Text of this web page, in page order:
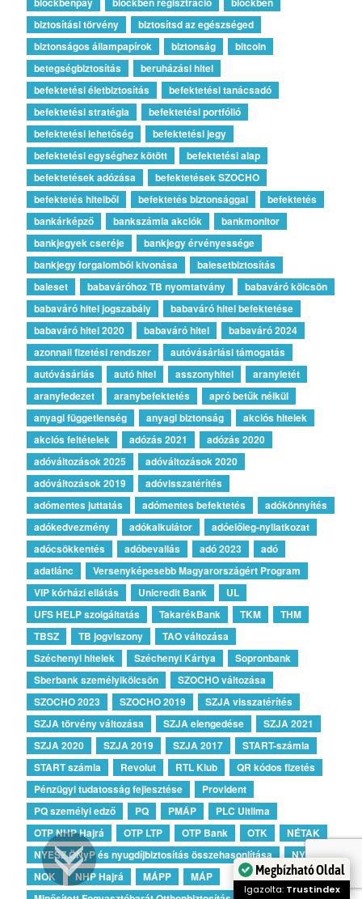
biztosítási törvény
biztosítsd az egészséged
biztonságos állampapírok
biztonság
bitcoin
betegségbiztosítás
beruházási hitel
befektetési életbiztosítás
befektetési tanácsadó
befektetési stratégia
befektetési portfólió
befektetési lehetőség
befektetési jegy
befektetési egységhez kötött
befektetési alap
befektetések adózása
befektetések SZOCHO
befektetés hitelből
befektetés biztonsággal
befektetés
bankárképző
bankszámla akciók
bankmonitor
bankjegyek cseréje
bankjegy érvényessége
bankjegy forgalomból kivonása
balesetbiztosítás
baleset
babaváróhoz TB nyomtatvány
babaváró kölcsön
babaváró hitel jogszabály
babaváró hitel befektetése
babaváró hitel 2020
babaváró hitel
babaváró 2024
azonnali fizetési rendszer
autóvásárlási támogatás
autóvásárlás
autó hitel asszonyhitel
aranyletét
aranyfedezet
aranybefektetés
apró betűk nélkül
anyagi függetlenség
anyagi biztonság
akciós hitelek
akciós feltételek
adózás 2021
adózás 2020
adóváltozások 2025
adóváltozások 2020
adóváltozások 2019
adóvisszatérítés
adómentes juttatás
adómentes befektetés
adókönnyítés
adókedvezmény
adókalkulátor
adóelőleg-nyilatkozat
adócsökkentés
adóbevallás adó 2023
adó
adatlánc
Versenyképesebb Magyarországért Program
VIP kórházi ellátás
Unicredit Bank
UL
UFS HELP szolgáltatás
TakarékBank TKM
THM
TBSZ
TB jogviszony
TAO változása
Széchenyi hitelek
Széchenyi Kártya
Sopronbank
Sberbank személyikölcsön
SZOCHO változása
SZOCHO 2023
SZOCHO 2019
SZJA visszatérítés
SZJA törvény változása
SZJA elengedése
SZJA 2021
SZJA 2020
SZJA 2019 SZJA 2017
START-számla
START számla
Revolut RTL Klub
QR kódos fizetés
Pénzügyi tudatosság fejlesztése
Provident
PQ személyi edző
PQ PMÁP
PLC Ultlima
OTP NHP Hajrá
OTP LTP OTP Bank OTK
NÉTAK
NYESZ ÖNyP és nyugdíjbiztosítás összehasonlítása
NYESZ
NOK
NHP Hajrá MÁPP
MÁP
Megbízható Oldal
Igazolta: Trustindex